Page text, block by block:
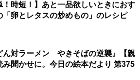
！時短！】あと一品欲しいときにおす
「卵とレタスの炒めもの」のレシピ
ん対ラーメン やきそばの逆襲』【親
み聞かせに。今日の絵本だより 第375